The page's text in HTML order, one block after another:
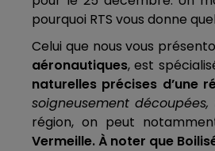
pourquoi RTS vous donne
Celui que nous vous
aéronautiques, est
naturelles précises d’une
soigneusement
région, on peut
Vermeille.À noter que